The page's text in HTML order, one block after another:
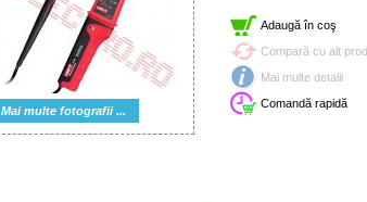
Mai multe fotografii ...
Adaugă în coş
Compară cu alt
Mai multe detalii
Comandă rapidă